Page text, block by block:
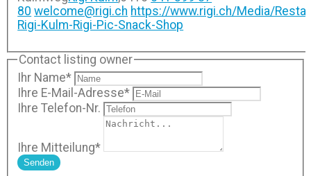
80 welcome@rigi.ch https://www.rigi.ch/Media/
Rigi-Kulm-Rigi-Pic-Snack-Shop
Contact listing owner
Ihr Name*
Ihre E-Mail-Adresse*
Ihre Telefon-Nr.
Ihre Mitteilung*
Senden